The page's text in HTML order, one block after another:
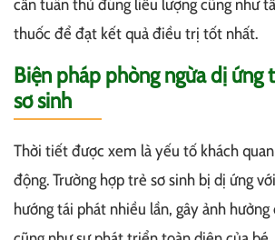
cần tuân thủ đúng liều lượng cũng như
thuốc để đạt kết quả điều trị tốt nhất.
Biện pháp phòng ngừa dị ứng
sơ sinh
Thời tiết được xem là yếu tố khách
động. Trường hợp trẻ sơ sinh bị dị ứng
hướng tái phát nhiều lần, gây ảnh